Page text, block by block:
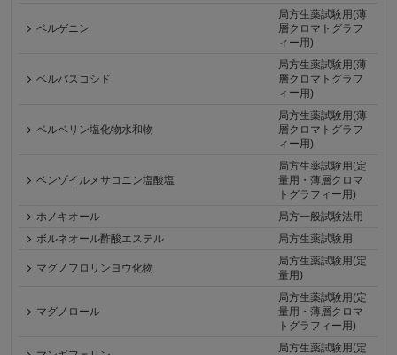
ベルゲニン
局方生薬試験用(薄
層クロマトグラフ
ィー用)
ベルバスコシド
局方生薬試験用(薄
層クロマトグラフ
ィー用)
ベルベリン塩化物水和物
局方生薬試験用(薄
層クロマトグラフ
ィー用)
ベンゾイルメサコニン塩酸塩
局方生薬試験用(定
量用・薄層クロマ
トグラフィー用)
ホノキオール
局方一般試験法用
ボルネオール酢酸エステル
局方生薬試験用
マグノフロリンヨウ化物
局方生薬試験用(定
量用)
マグノロール
局方生薬試験用(定
量用・薄層クロマ
トグラフィー用)
局方生薬試験用(定